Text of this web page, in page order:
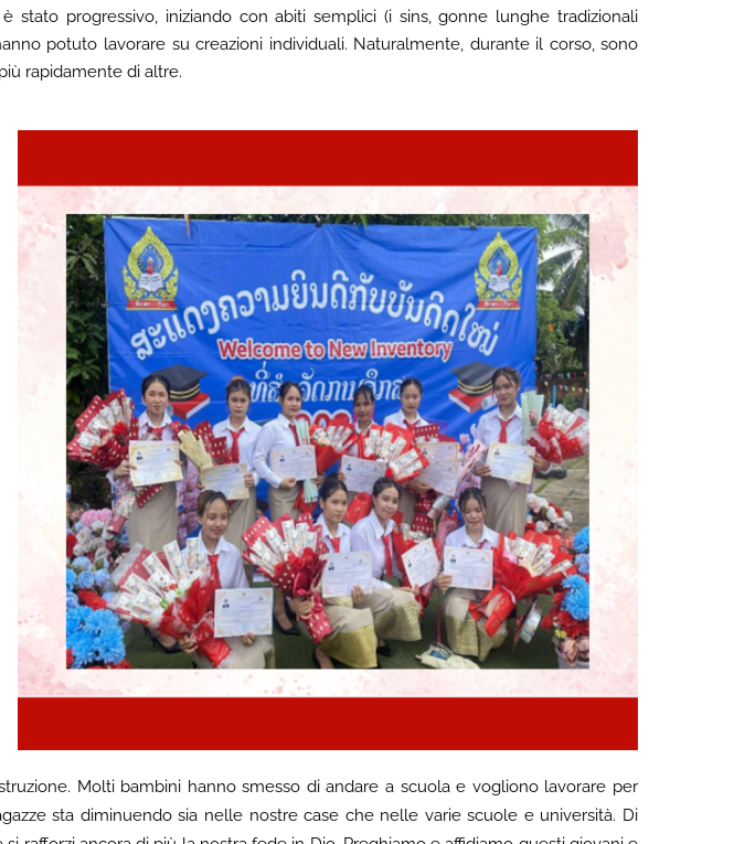
progressivo, iniziando con abiti semplici (i sins, gonne lunghe tradizionali
potuto lavorare su creazioni individuali. Naturalmente, durante il corso, sono
rapidamente di altre.
Molti bambini hanno smesso di andare a scuola e vogliono lavorare per
sta diminuendo sia nelle nostre case che nelle varie scuole e università. Di